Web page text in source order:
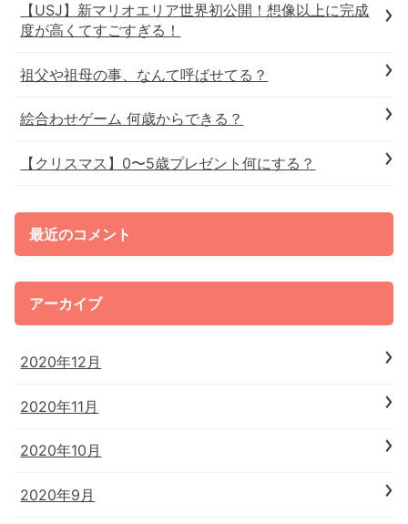
【USJ】新マリオエリア世界初公開！想像以上に完成
度が高くてすごすぎる！
祖父や祖母の事、なんて呼ばせてる？
絵合わせゲーム 何歳からできる？
【クリスマス】0〜5歳プレゼント何にする？
最近のコメント
アーカイブ
2020年12月
2020年11月
2020年10月
2020年9月